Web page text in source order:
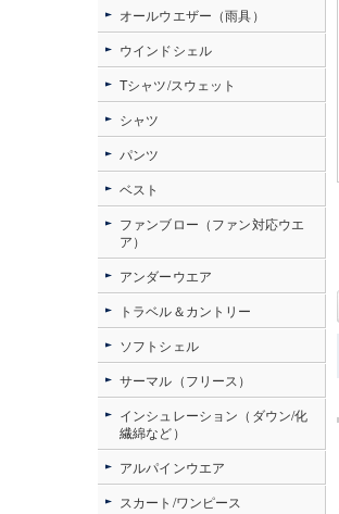
オールウエザー（雨具）
ウインドシェル
Tシャツ/スウェット
シャツ
パンツ
ベスト
ファンブロー（ファン対応ウエ
ア）
アンダーウエア
トラベル＆カントリー
ソフトシェル
サーマル（フリース）
インシュレーション（ダウン/化
繊綿など）
アルパインウエア
スカート/ワンピース